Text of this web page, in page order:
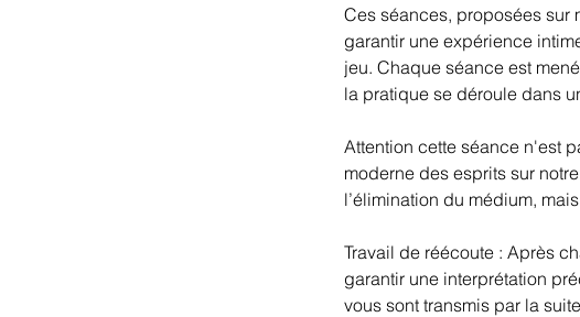
Ces séances, proposées sur
garantir une expérience
jeu. Chaque séance est
la pratique se déroule dans
Attention cette séance n'est
moderne des esprits sur
l’élimination du médium,
Travail de réécoute : Après
garantir une interprétation
vous sont transmis par la